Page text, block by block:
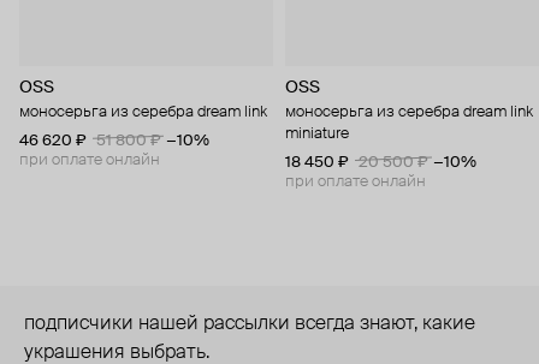
OSS
моносерьга из серебра dream link
46 620 ₽
51 800 ₽ −10%
при оплате онлайн
OSS
моносерьга из серебра dream link
miniature
18 450 ₽
20 500 ₽ −10%
при оплате онлайн
подписчики нашей рассылки всегда знают, какие
украшения выбрать.